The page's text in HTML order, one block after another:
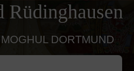
Rüdinghausen
DORTMUND